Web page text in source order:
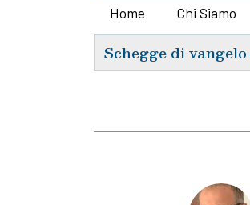
Home Chi Siamo
Schegge di vangelo